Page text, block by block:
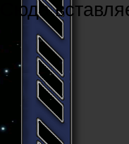
Cюда